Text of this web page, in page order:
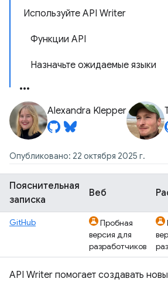
Используйте API Writer
Функции API
Назначьте ожидаемые языки
Alexandra Klepper
Опубликовано: 22 октября 2025 г.
Пояснительная
записка
Веб
GitHub
Пробная
версия для
разработчиков
API Writer помогает создавать